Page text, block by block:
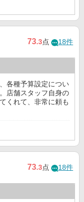
73.3点 18件
各種予算設定につい
店舗スタッフ自身の
くれて、非常に頼も
73.3点 18件